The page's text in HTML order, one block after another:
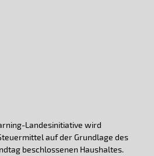
Landesinitiative wird
auf der Grundlage des
beschlossenen Haushaltes.